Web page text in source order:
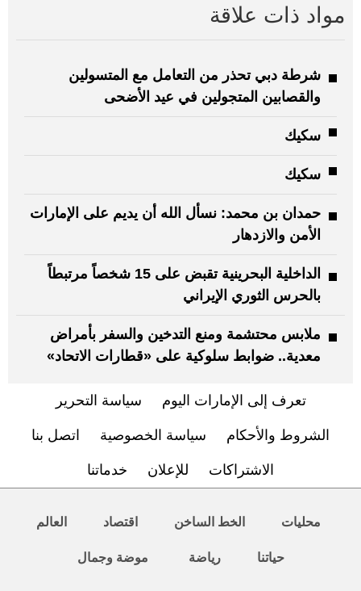
مواد ذات علاقة
شرطة دبي تحذر من التعامل مع المتسولين
والقصابين المتجولين في عيد الأضحى
سكيك
سكيك
حمدان بن محمد: نسأل الله أن يديم على الإمارات
الأمن والازدهار
الداخلية البحرينية تقبض على 15 شخصاً مرتبطاً
بالحرس الثوري الإيراني
ملابس محتشمة ومنع التدخين والسفر بأمراض
معدية.. ضوابط سلوكية على «قطارات الاتحاد»
تعرف إلى الإمارات اليوم سياسة التحرير
الشروط والأحكام سياسة الخصوصية اتصل بنا
الاشتراكات للإعلان خدماتنا
محليات الخط الساخن اقتصاد العالم
حياتنا رياضة موضة وجمال